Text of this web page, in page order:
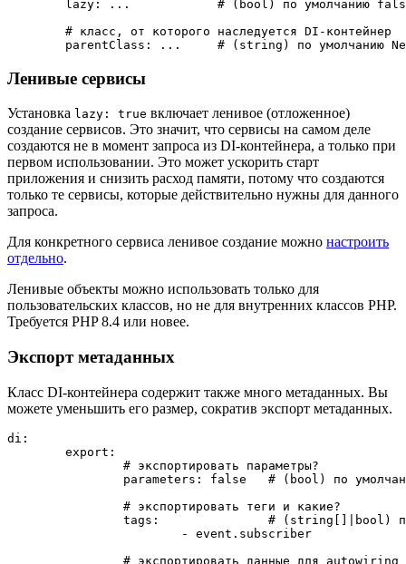
Ленивые сервисы
Установка lazy: true включает ленивое (отложенное)
создание сервисов. Это значит, что сервисы на самом деле
создаются не в момент запроса из DI-контейнера, а только при
первом использовании. Это может ускорить старт
приложения и снизить расход памяти, потому что создаются
только те сервисы, которые действительно нужны для данного
запроса.
Для конкретного сервиса ленивое создание можно настроить
отдельно.
Ленивые объекты можно использовать только для
пользовательских классов, но не для внутренних классов PHP.
Требуется PHP 8.4 или новее.
Экспорт метаданных
Класс DI-контейнера содержит также много метаданных. Вы
можете уменьшить его размер, сократив экспорт метаданных.
di: